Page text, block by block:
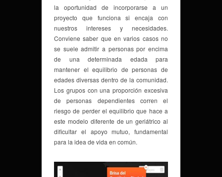
la oportunidad de incorporarse a un
proyecto que funciona si encaja con
nuestros intereses y necesidades.
Conviene saber que en varios casos no
se suele admitir a personas por encima
de una determinada edada para
mantener el equilibrio de personas de
edades diversas dentro de la comunidad.
Los grupos con una proporción excesiva
de personas dependientes corren el
riesgo de perder el equilibrio que hace a
este modelo diferente de un geriátrico al
dificultar el apoyo mutuo, fundamental
para la idea de vida en común.